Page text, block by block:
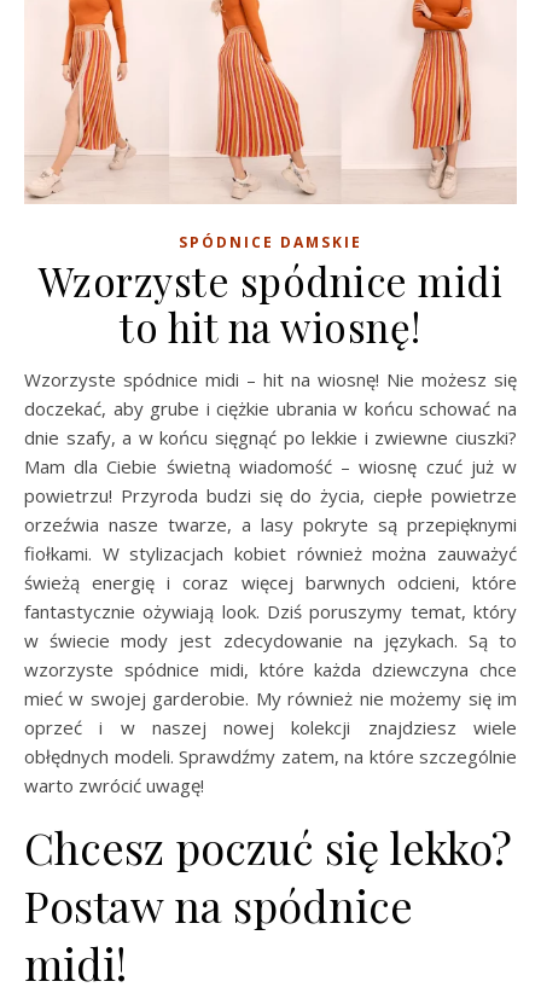
SPÓDNICE DAMSKIE
Wzorzyste spódnice midi
to hit na wiosnę!
Wzorzyste spódnice midi – hit na wiosnę! Nie możesz się
doczekać, aby grube i ciężkie ubrania w końcu schować na
dnie szafy, a w końcu sięgnąć po lekkie i zwiewne ciuszki?
Mam dla Ciebie świetną wiadomość – wiosnę czuć już w
powietrzu! Przyroda budzi się do życia, ciepłe powietrze
orzeźwia nasze twarze, a lasy pokryte są przepięknymi
fiołkami. W stylizacjach kobiet również można zauważyć
świeżą energię i coraz więcej barwnych odcieni, które
fantastycznie ożywiają look. Dziś poruszymy temat, który
w świecie mody jest zdecydowanie na językach. Są to
wzorzyste spódnice midi, które każda dziewczyna chce
mieć w swojej garderobie. My również nie możemy się im
oprzeć i w naszej nowej kolekcji znajdziesz wiele
obłędnych modeli. Sprawdźmy zatem, na które szczególnie
warto zwrócić uwagę!
Chcesz poczuć się lekko?
Postaw na spódnice
midi!